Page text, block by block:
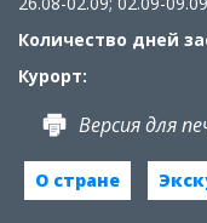
Количество дней
Курорт:
Версия для
О стране